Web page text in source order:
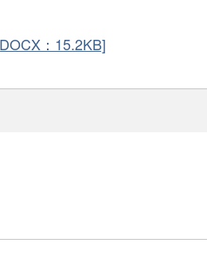
：15.2KB]